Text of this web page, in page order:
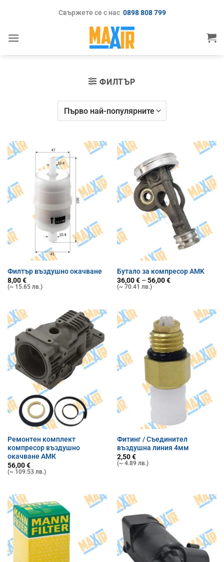
Свържете се с нас 0898 808 799
ФИЛТЪР
Филтър въздушно окачване
8,00€
(~ 15.65 лв.)
Бутало за компресор AMK
36,00€ – 56,00€Price
(~ 70.41 лв.)
Ремонтен комплект
компресор въздушно
окачване АМК
56,00€
(~ 109.53 лв.)
Фитинг / Съединител
въздушна линия 4мм
2,50€
(~ 4.89 лв.)